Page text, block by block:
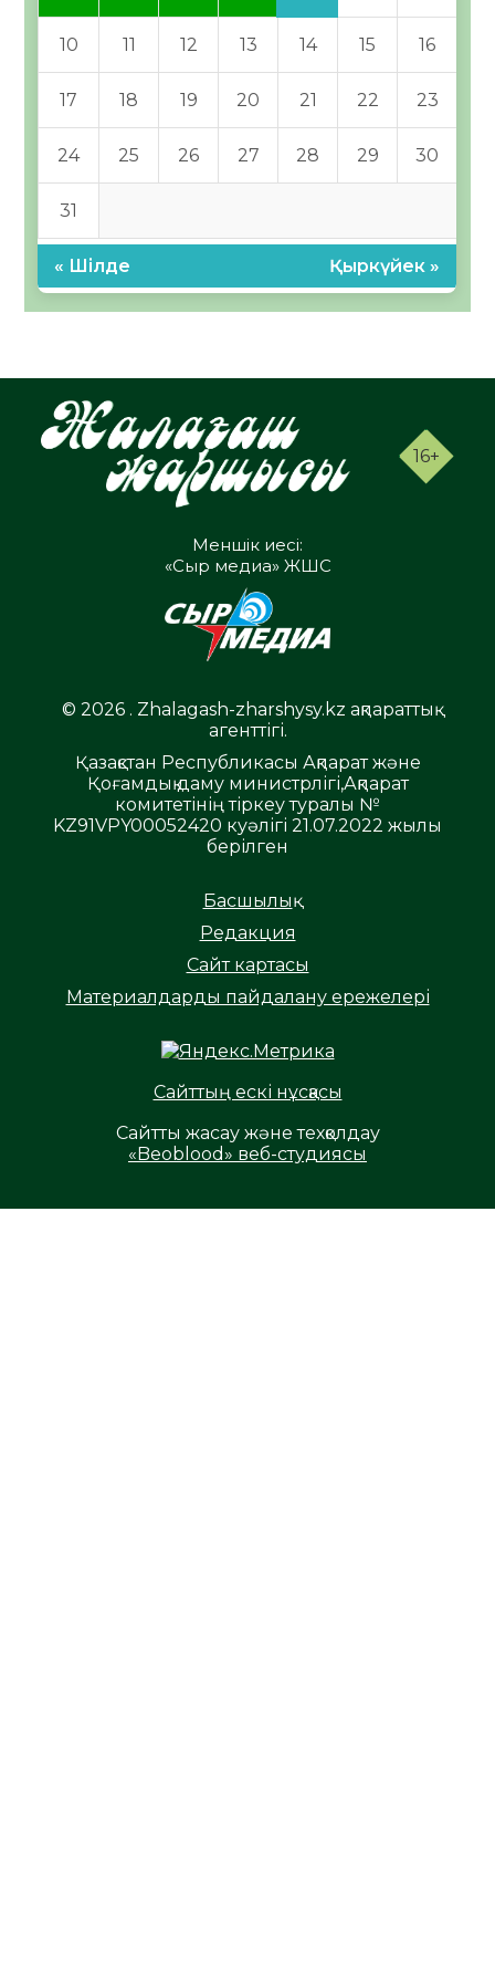
10 11 12 13 14 15 16
17 18 19 20 21 22 23
24 25 26 27 28 29 30
31
« Шілде Қыркүйек »
16+
Меншік иесі:
«Сыр медиа» ЖШС
© 2026 . Zhalagash-zharshysy.kz ақпараттық
агенттігі.
Қазақстан Республикасы Ақпарат және
Қоғамдық даму министрлігі,Ақпарат
комитетінің тіркеу туралы №
KZ91VPY00052420 куәлігі 21.07.2022 жылы
берілген
Басшылық
Редакция
Сайт картасы
Материалдарды пайдалану ережелері
Сайттың ескі нұсқасы
Сайтты жасау және техқолдау
«Beoblood» веб-студиясы